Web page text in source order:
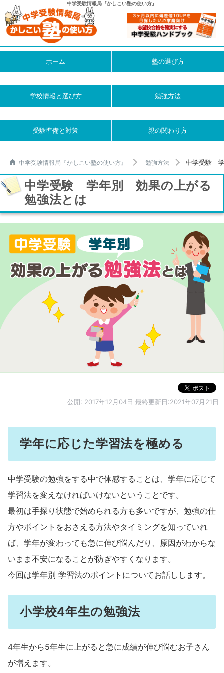
中学受験情報局『かしこい塾の使い方』
ホーム 塾の選び方
学校情報と選び方 勉強方法
受験準備と対策 親の関わり方
中学受験情報局『かしこい塾の使い方』 勉強方法 中学受験
中学受験 学年別 効果の上がる
勉強法とは
公開: 2017年12月04日 最終更新日:2021年07月21日
学年に応じた学習法を極める
中学受験の勉強をする中で体感することは、学年に応じて
学習法を変えなければいけないということです。
最初は手探り状態で始められる方も多いですが、勉強の仕
方やポイントをおさえる方法やタイミングを知っていれ
ば、学年が変わっても急に伸び悩んだり、原因がわからな
いまま不安になることが防ぎやすくなります。
今回は学年別 学習法のポイントについてお話しします。
小学校4年生の勉強法
4年生から5年生に上がると急に成績が伸び悩むお子さん
が増えます。